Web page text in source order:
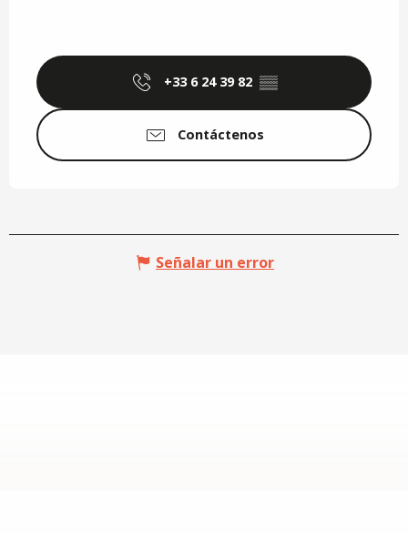
+33 6 24 39 82 ▒▒
Contáctenos
Señalar un error